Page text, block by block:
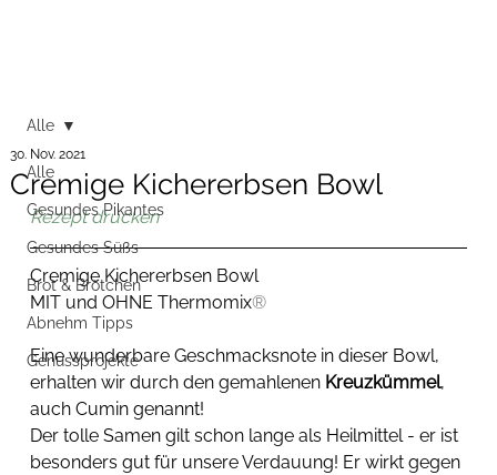
Alle
Gesundes Pikantes
Gesundes Süßs
Brot & Brötchen
Abnehm Tipps
Genussprojekte
Alle
Cremige Kichererbsen Bowl
30. Nov. 2021
Rezept drucken
Cremige Kichererbsen Bowl
MIT und OHNE Thermomix®
Eine wunderbare Geschmacksnote in dieser Bowl,
erhalten wir durch den gemahlenen Kreuzkümmel,
auch Cumin genannt!
Der tolle Samen gilt schon lange als Heilmittel - er ist
besonders gut für unsere Verdauung! Er wirkt gegen